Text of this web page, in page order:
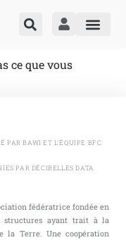
ce que vous
PAR BAWI ET L'ÉQUIPE BFC
PAR DÉCIBELLES DATA
fédératrice fondée en
structures ayant trait à la
Terre. Une coopération